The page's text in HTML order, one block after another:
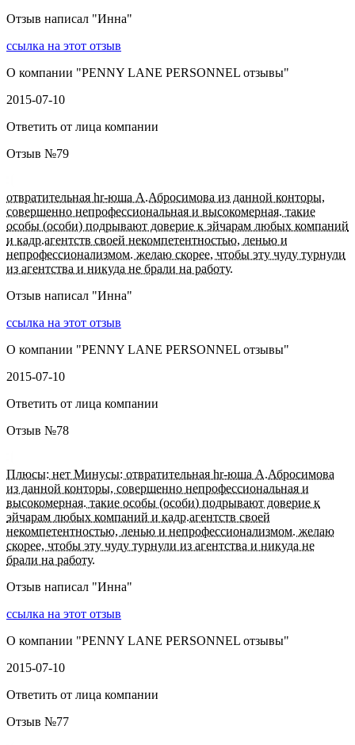
Отзыв написал "Инна"
ссылка на этот отзыв
О компании "PENNY LANE PERSONNEL отзывы"
2015-07-10
Ответить от лица компании
Отзыв №79
отвратительная hr-юша А.Абросимова из данной конторы,
совершенно непрофессиональная и высокомерная. такие
особы (особи) подрывают доверие к эйчарам любых компаний
и кадр.агентств своей некомпетентностью, ленью и
непрофессионализмом. желаю скорее, чтобы эту чуду турнули
из агентства и никуда не брали на работу.
Отзыв написал "Инна"
ссылка на этот отзыв
О компании "PENNY LANE PERSONNEL отзывы"
2015-07-10
Ответить от лица компании
Отзыв №78
Плюсы: нет Минусы: отвратительная hr-юша А.Абросимова
из данной конторы, совершенно непрофессиональная и
высокомерная. такие особы (особи) подрывают доверие к
эйчарам любых компаний и кадр.агентств своей
некомпетентностью, ленью и непрофессионализмом. желаю
скорее, чтобы эту чуду турнули из агентства и никуда не
брали на работу.
Отзыв написал "Инна"
ссылка на этот отзыв
О компании "PENNY LANE PERSONNEL отзывы"
2015-07-10
Ответить от лица компании
Отзыв №77